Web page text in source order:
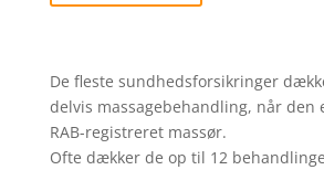
De fleste sundhedsforsikringer
delvis massagebehandling, når den
RAB-registreret massør.
Ofte dækker de op til 12